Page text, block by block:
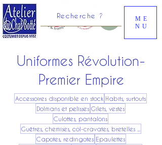
Recherche ?
ME
NU
Accessoires disponible en stock Habits, surtouts
Dolmans et pelisses Gilets, vestes
Culottes, pantalons
Guêtres, chemises, col-cravates, bretelles ...
Capotes, redingotes Epaulettes
Uniformes Révolution-
Premier Empire